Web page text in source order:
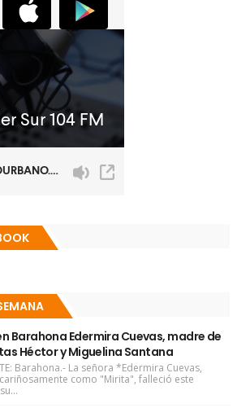
Barahona Edermira Cuevas, madre de
Héctor y Miguelina Santana
Barahona.- La señora *Edermira Cuevas,
como "Mirita", falleció este